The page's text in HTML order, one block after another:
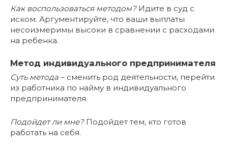
Как воспользоваться методом?Идите в суд с
иском. Аргументируйте, что ваши выплаты
несоизмеримы высоки в сравнении с расходами
на ребенка.
Метод индивидуального предпринимателя
Суть метода – сменить род деятельности, перейти
из работника по найму в индивидуального
предпринимателя.
Подойдет ли мне?Подойдет тем, кто готов
работать на себя.